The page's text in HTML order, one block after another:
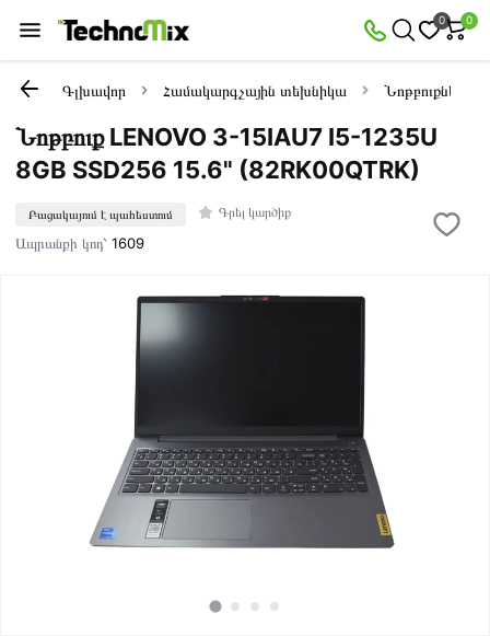
0 0
Գլխավոր Համակարգչային տեխնիկա Նոթբուքներ
Նոթբուք LENOVO 3-15IAU7 I5-1235U
8GB SSD256 15.6" (82RK00QTRK)
Բացակայում է պահեստում Գրել կարծիք
Ապրանքի կոդ՝1609